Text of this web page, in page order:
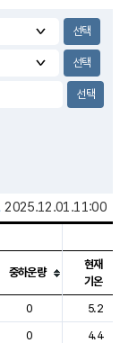
2025.12.01.11:00
압등을 안내한 표입
중하운량
현재
기온
0
5.2
0
4.4